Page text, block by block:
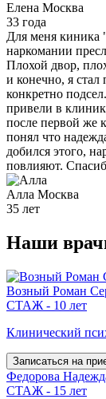
Елена Москва
33 года
Для меня киника
наркомании
Плохой двор,
и конечно, я стал
конкретно
привели в
после первой же
понял что
добился этого,
повлияют.
Алла Москва
35 лет
Наши
Возный Роман
СТАЖ - 10 лет
Клинический
Записаться на
Федорова
СТАЖ - 15 лет